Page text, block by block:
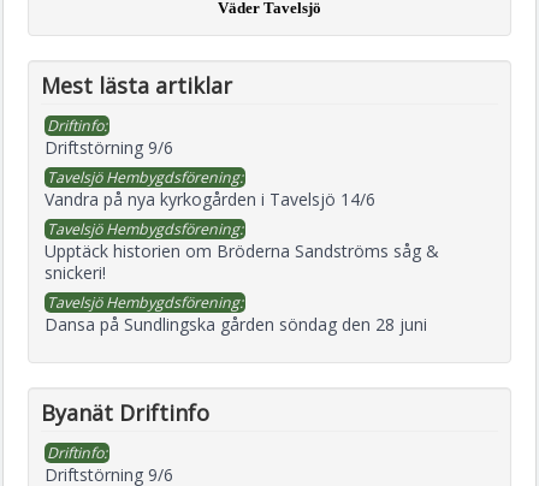
Väder Tavelsjö
Mest lästa artiklar
Driftinfo:
Driftstörning 9/6
Tavelsjö Hembygdsförening:
Vandra på nya kyrkogården i Tavelsjö 14/6
Tavelsjö Hembygdsförening:
Upptäck historien om Bröderna Sandströms såg &
snickeri!
Tavelsjö Hembygdsförening:
Dansa på Sundlingska gården söndag den 28 juni
Byanät Driftinfo
Driftinfo:
Driftstörning 9/6